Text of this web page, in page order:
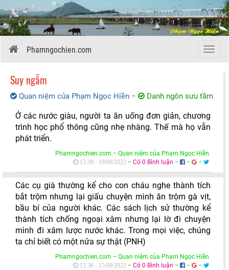
Menu
Phamngochien.com
Suy ngẫm
Quan niệm của Phạm Ngọc Hiền − Danh ngôn sưu tầm
Ở các nước giàu, người ta ăn uống đơn giản, chương
trình học phổ thông cũng nhẹ nhàng. Thế mà họ vẫn
phát triển.
Phamngochien.com − Quan niệm của Phạm Ngọc Hiền
13:30 - 19/09/2022 − Có 0 Bình luận − − −
Các cụ già thường kể cho con cháu nghe thành tích
bắt trộm nhưng lại giấu chuyện mình ăn trộm gà vịt,
bầu bí của người khác. Các sách lịch sử thường kể
thành tích chống ngoại xâm nhưng lại lờ đi chuyện
mình đi xâm lược nước khác. Trong mọi việc, chúng
ta chỉ biết có một nửa sự thật (PNH)
Phamngochien.com − Quan niệm của Phạm Ngọc Hiền
12:36 - 15/09/2022 − Có 0 Bình luận − − −